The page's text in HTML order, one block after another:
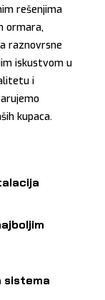
rešenjima
ormara,
raznovrsne
iskustvom u
i
kupaca.
sistema